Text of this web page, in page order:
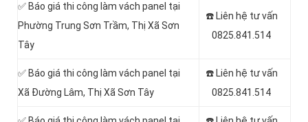
✅ Báo giá thi công làm vách panel tại
Phường Trung Sơn Trầm, Thị Xã Sơn
Tây
☎️ Liên hệ tư vấn
0825.841.514
✅ Báo giá thi công làm vách panel tại
Xã Đường Lâm, Thị Xã Sơn Tây
☎️ Liên hệ tư vấn
0825.841.514